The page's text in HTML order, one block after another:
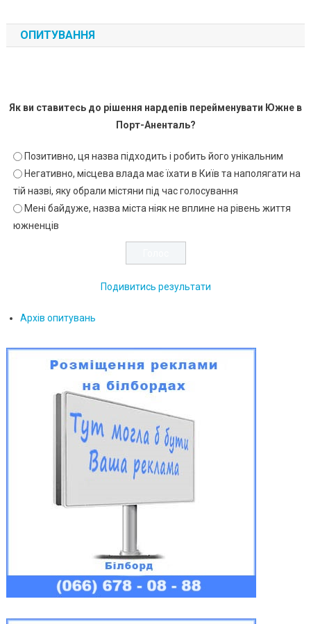
ОПИТУВАННЯ
Як ви ставитесь до рішення нардепів перейменувати Южне в
Порт-Аненталь?
Позитивно, ця назва підходить і робить його унікальним
Негативно, місцева влада має їхати в Київ та наполягати на
тій назві, яку обрали містяни під час голосування
Мені байдуже, назва міста ніяк не вплине на рівень життя
южненців
Подивитись результати
Архів опитувань